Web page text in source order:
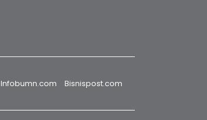
Infobumn.com
Bisnispost.com